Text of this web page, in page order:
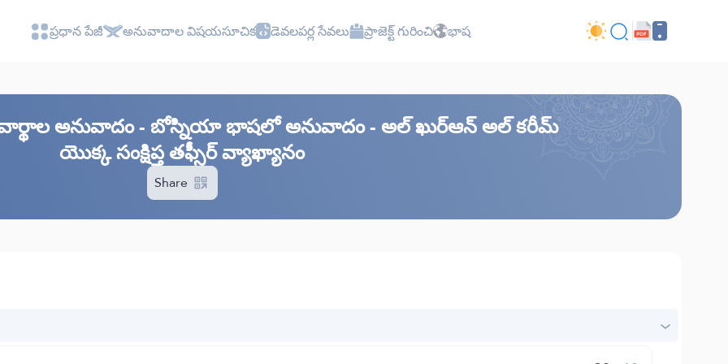
ప్రధాన పేజీ అనువాదాల విషయసూచిక డెవలపర్ల సేవలు ప్రాజెక్ట్ గురించి భాష
అనువాదం - బోస్నియా భాషలో అనువాదం - అల్ ఖుర్ఆన్ అల్ కరీమ్
యొక్క సంక్షిప్త తఫ్సీర్ వ్యాఖ్యానం
Share